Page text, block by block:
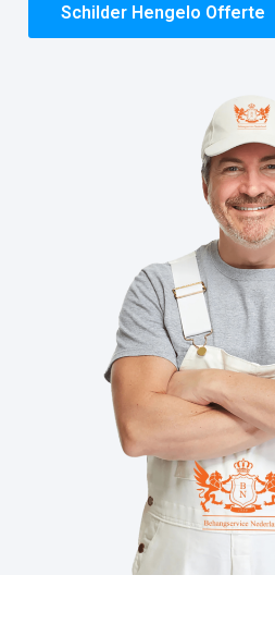
Schilder Hengelo Offerte